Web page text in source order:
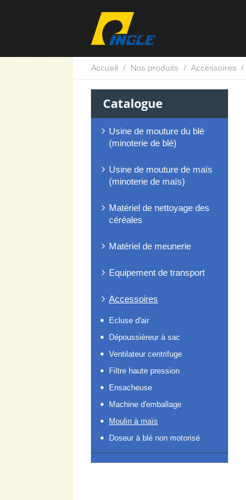
Accueil Nos produits Accessoires
Catalogue
Usine de mouture du blé
(minoterie de blé)
Usine de mouture de maïs
(minoterie de maïs)
Matériel de nettoyage des
céréales
Matériel de meunerie
Equipement de transport
Accessoires
Ecluse d'air
Dépoussiéreur à sac
Ventilateur centrifuge
Filtre haute pression
Ensacheuse
Machine d'emballage
Moulin à maïs
Doseur à blé non motorisé